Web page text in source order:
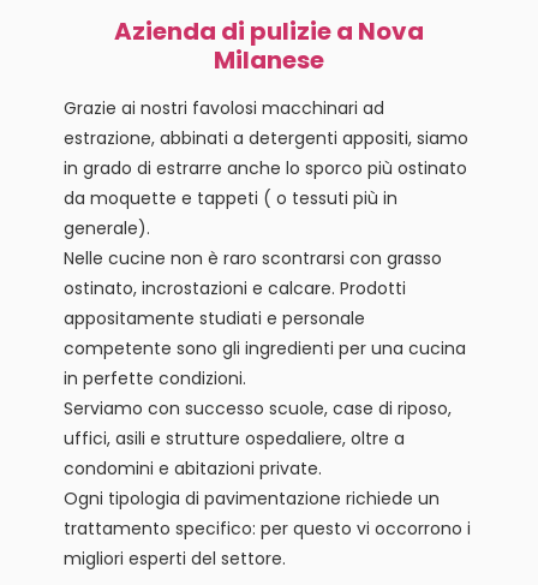
Azienda di pulizie a Nova
Milanese
Grazie ai nostri favolosi macchinari ad
estrazione, abbinati a detergenti appositi, siamo
in grado di estrarre anche lo sporco più ostinato
da moquette e tappeti ( o tessuti più in
generale).
Nelle cucine non è raro scontrarsi con grasso
ostinato, incrostazioni e calcare. Prodotti
appositamente studiati e personale
competente sono gli ingredienti per una cucina
in perfette condizioni.
Serviamo con successo scuole, case di riposo,
uffici, asili e strutture ospedaliere, oltre a
condomini e abitazioni private.
Ogni tipologia di pavimentazione richiede un
trattamento specifico: per questo vi occorrono i
migliori esperti del settore.